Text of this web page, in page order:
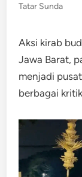
Tatar Sunda
Aksi kirab
Jawa Barat,
menjadi
berbagai